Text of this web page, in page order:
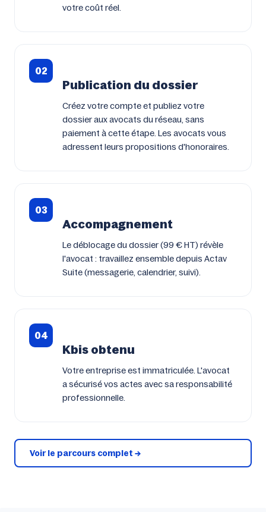
votre coût réel.
02
Publication du dossier
Créez votre compte et publiez votre
dossier aux avocats du réseau, sans
paiement à cette étape. Les avocats vous
adressent leurs propositions d'honoraires.
03
Accompagnement
Le déblocage du dossier (99 € HT) révèle
l'avocat : travaillez ensemble depuis Actav
Suite (messagerie, calendrier, suivi).
04
Kbis obtenu
Votre entreprise est immatriculée. L'avocat
a sécurisé vos actes avec sa responsabilité
professionnelle.
Voir le parcours complet →